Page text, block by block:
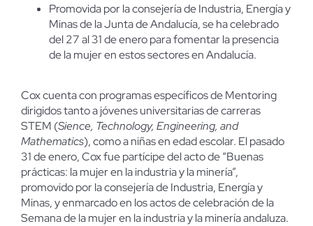
Promovida por la consejería de Industria, Energía y
Minas de la Junta de Andalucía, se ha celebrado
del 27 al 31 de enero para fomentar la presencia
de la mujer en estos sectores en Andalucía.
Cox cuenta con programas específicos de Mentoring
dirigidos tanto a jóvenes universitarias de carreras
STEM (Sience, Technology, Engineering, and
Mathematics), como a niñas en edad escolar. El pasado
31 de enero, Cox fue partícipe del acto de “Buenas
prácticas: la mujer en la industria y la minería”,
promovido por la consejería de Industria, Energía y
Minas, y enmarcado en los actos de celebración de la
Semana de la mujer en la industria y la minería andaluza.